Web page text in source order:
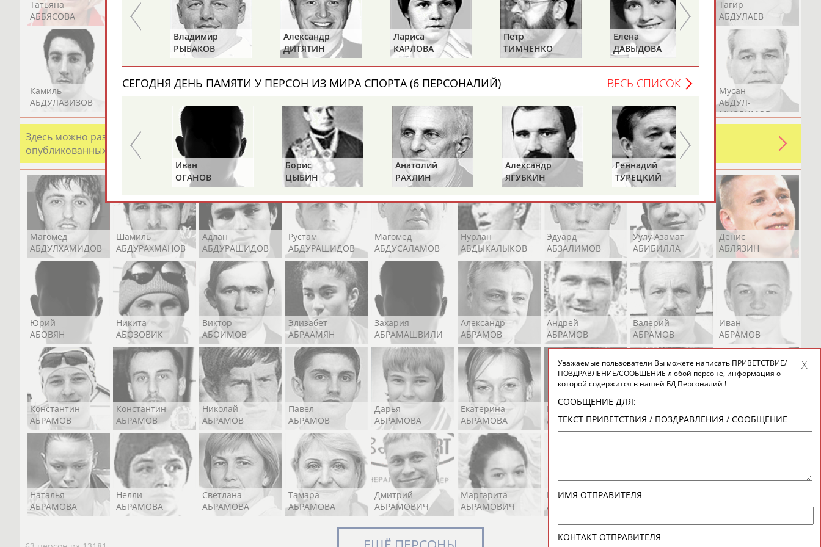
Татьяна
АББЯСОВА
Акжана
АБДИКАРИМОВА
Артур
АБДРАХМАНОВ
Каримжан
АБДРАХМАНОВ
Аделя
АБДРАХМАНОВА
Андрей
АБДУВАЛИЕВ
Герман
АБДУЛАЕВ
Рамазан
АБДУЛАЕВ
Тагир
АБДУЛАЕВ
Камиль
АБДУЛАЗИЗОВ
Загалав
Камалудин
Абдула
Магомед
Назир
Эмиль
Мусан
АБДУЛ-
МУСЛИМОВ
Здесь можно разместить информацию о хорошо известном спортсмене, тренере, специалисте или исправить какую-либо ошибку в уже
опубликованных записях. Страна должна знать своих героев! Герои спорта - это одни из главных патриотов своей страны!
Магомед
АБДУЛХАМИДОВ
Шамиль
АБДУРАХМАНОВ
Адлан
АБДУРАШИДОВ
Рустам
АБДУРАШИДОВ
Магомед
АБДУСАЛАМОВ
Нурлан
АБДЫКАЛЫКОВ
Эдуард
АБЗАЛИМОВ
Уулу Азамат
АБИБИЛЛА
Денис
АБЛЯЗИН
Юрий
АБОВЯН
Никита
АБОЗОВИК
Виктор
АБОИМОВ
Элизабет
АБРААМЯН
Захария
АБРАМАШВИЛИ
Александр
АБРАМОВ
Андрей
АБРАМОВ
Валерий
АБРАМОВ
Иван
АБРАМОВ
Константин
АБРАМОВ
Константин
АБРАМОВ
Николай
АБРАМОВ
Павел
АБРАМОВ
Дарья
АБРАМОВА
Екатерина
АБРАМОВА
Екатерина
АБРАМОВА
Ирина
АБРАМОВА
АБРАМОВА
Наталья
АБРАМОВА
Нелли
АБРАМОВА
Светлана
АБРАМОВА
Тамара
АБРАМОВА
Дмитрий
АБРАМОВИЧ
Маргарита
АБРАМОВИЧ
Иракли
АБРАМЯН
Осеп
АБРАМЯН
АБРАРОВ
Валерий
ГАЗЗАЕВ
Владимир
РЫБАКОВ
Александр
ДИТЯТИН
Лариса
КАРЛОВА
Петр
ТИМЧЕНКО
Елена
ДАВЫДОВА
Татьяна
ДОРОВСКИХ
(САМОЛЕНКО,
ХАМИТОВА))
СЕГОДНЯ ДЕНЬ ПАМЯТИ У ПЕРСОН ИЗ МИРА СПОРТА (6 ПЕРСОНАЛИЙ) ВЕСЬ СПИСОК
Альгирдас
ЛАУРИТЕНАС
Иван
ОГАНОВ
Борис
ЦЫБИН
Анатолий
РАХЛИН
Александр
ЯГУБКИН
Геннадий
ТУРЕЦКИЙ
Уважаемые пользователи Вы можете написать ПРИВЕТСТВИЕ/
ПОЗДРАВЛЕНИЕ/СООБЩЕНИЕ любой персоне, информация о
которой содержится в нашей БД Персоналий !
СООБЩЕНИЕ ДЛЯ:
ТЕКСТ ПРИВЕТСТВИЯ / ПОЗДРАВЛЕНИЯ / СООБЩЕНИЕ
ИМЯ ОТПРАВИТЕЛЯ
КОНТАКТ ОТПРАВИТЕЛЯ